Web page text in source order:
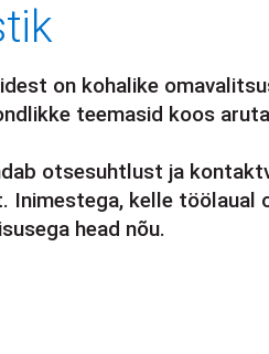
on kohalike
teemasid koos
otsesuhtlust ja
kelle töölaual
head nõu.